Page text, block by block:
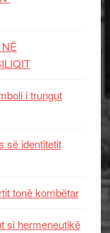
i trungut
së identitetit
tonë kombëtar
si hermeneutikë